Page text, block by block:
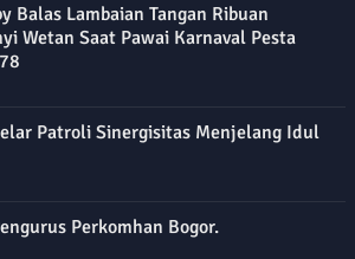
Balas Lambaian Tangan Ribuan
Wetan Saat Pawai Karnaval Pesta
Patroli Sinergisitas Menjelang Idul
Perkomhan Bogor.